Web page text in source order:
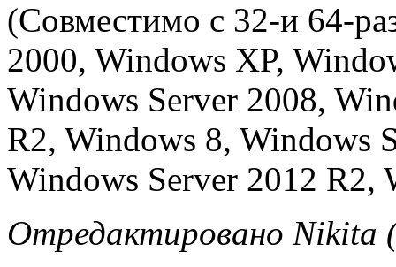
(Совместимо с 32-и 64-
2000, Windows XP,
Windows Server 2008,
R2, Windows 8, Windows
Windows Server 2012 R2,
Отредактировано Nikita